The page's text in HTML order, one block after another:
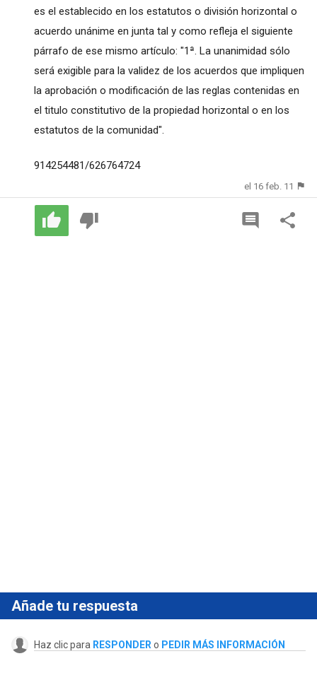
es el establecido en los estatutos o división horizontal o
acuerdo unánime en junta tal y como refleja el siguiente
párrafo de ese mismo artículo: "1ª. La unanimidad sólo
será exigible para la validez de los acuerdos que impliquen
la aprobación o modificación de las reglas contenidas en
el titulo constitutivo de la propiedad horizontal o en los
estatutos de la comunidad".
914254481/626764724
el 16 feb. 11
Añade tu respuesta
Haz clic para RESPONDER o PEDIR MÁS INFORMACIÓN